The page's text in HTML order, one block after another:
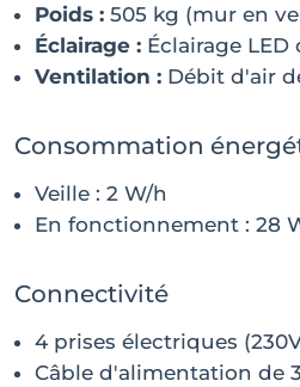
Poids :505 kg (mur en
Éclairage :Éclairage LED
Ventilation :Débit d'air
Consommation
Veille : 2 W/h
En fonctionnement : 28
Connectivité
4 prises électriques
Câble d'alimentation de